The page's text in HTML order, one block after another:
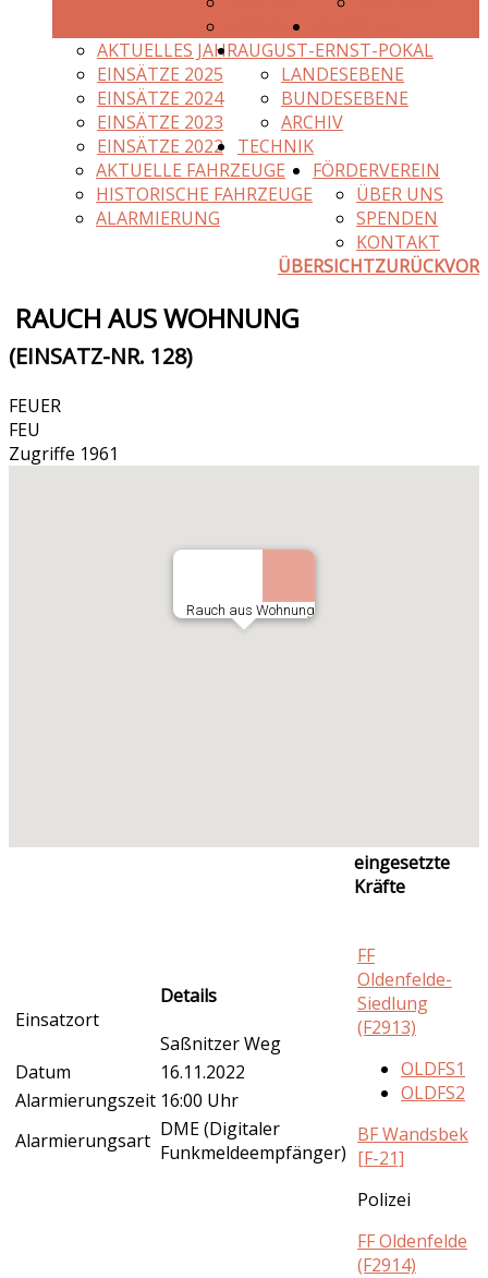
AKTUELLES JAHR
EINSÄTZE 2025
EINSÄTZE 2024
EINSÄTZE 2023
EINSÄTZE 2022
AUGUST-ERNST-POKAL
LANDESEBENE
BUNDESEBENE
ARCHIV
TECHNIK
AKTUELLE FAHRZEUGE
HISTORISCHE FAHRZEUGE
ALARMIERUNG
FÖRDERVEREIN
ÜBER UNS
SPENDEN
KONTAKT
ÜBERSICHTZURÜCKVOR
RAUCH AUS WOHNUNG
(EINSATZ-NR. 128)
FEUER
FEU
Zugriffe 1961
Rauch aus Wohnung
Einsatzort
Details
Saßnitzer Weg
Datum
16.11.2022
Alarmierungszeit 16:00 Uhr
Alarmierungsart DME (Digitaler
Funkmeldeempfänger)
eingesetzte
Kräfte
FF
Oldenfelde-
Siedlung
(F2913)
OLDFS1
OLDFS2
BF Wandsbek
[F-21]
Polizei
FF Oldenfelde
(F2914)